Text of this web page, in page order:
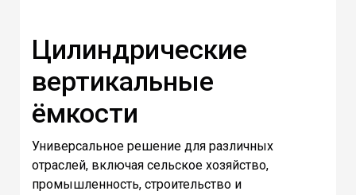
Цилиндрические
вертикальные
ёмкости
Универсальное решение для различных
отраслей, включая сельское хозяйство,
промышленность, строительство и